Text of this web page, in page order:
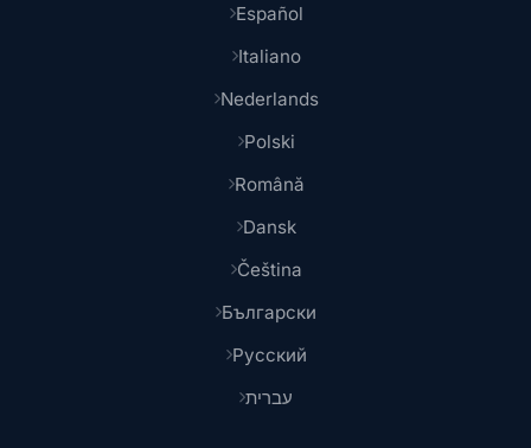
Español
Italiano
Nederlands
Polski
Română
Dansk
Čeština
Български
Русский
עברית